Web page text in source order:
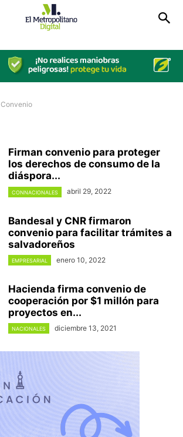
Convenio
Firman convenio para proteger
los derechos de consumo de la
diáspora...
CONNACIONALES abril 29, 2022
Bandesal y CNR firmaron
convenio para facilitar trámites a
salvadoreños
EMPRESARIAL enero 10, 2022
Hacienda firma convenio de
cooperación por $1 millón para
proyectos en...
NACIONALES diciembre 13, 2021